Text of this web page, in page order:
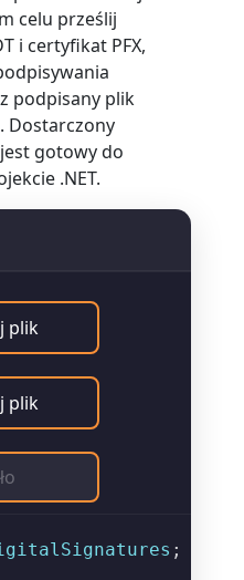
celu prześlij
i certyfikat PFX,
podpisany plik
Dostarczony
gotowy do
.NET.
plik
plik
;